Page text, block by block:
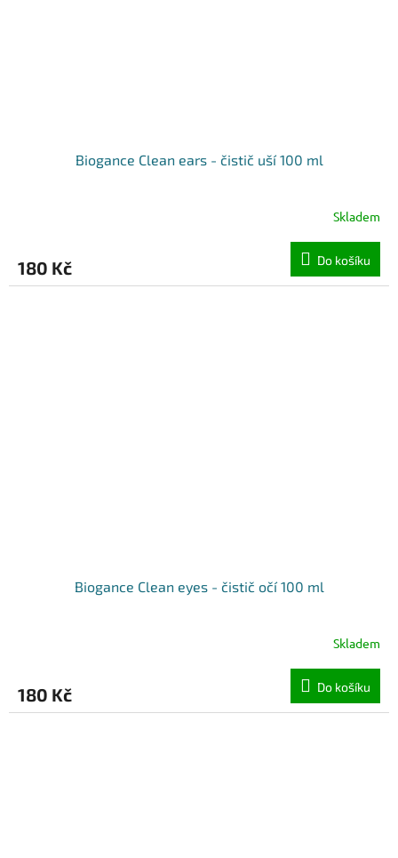
Biogance Clean ears - čistič uší 100 ml
Skladem
180 Kč Do košíku
Biogance Clean eyes - čistič očí 100 ml
Skladem
180 Kč Do košíku